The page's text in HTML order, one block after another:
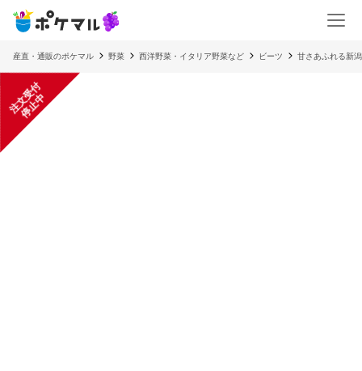
産直・通販のポケマル 野菜 西洋野菜・イタリア野菜など ビーツ 甘さあふれる新
注
文
受
付
停
止
中